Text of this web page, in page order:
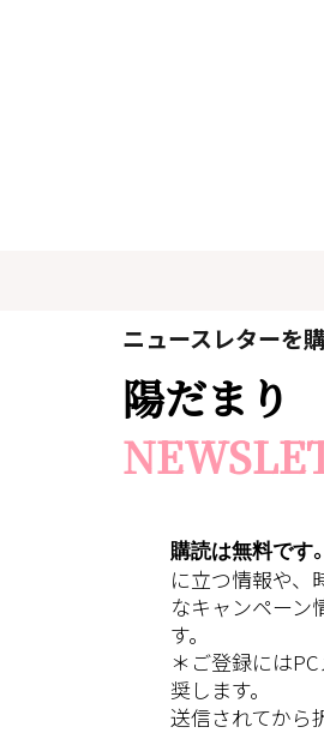
ニュースレターを
陽だまり
購読は無料です
に立つ情報や、
なキャンペーン
す。
＊ご登録には
奨します。
送信されてから